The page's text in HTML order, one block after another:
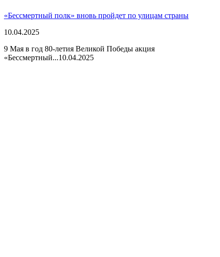
«Бессмертный полк» вновь пройдет по улицам страны
10.04.2025
9 Мая в год 80-летия Великой Победы акция
«Бессмертный...10.04.2025